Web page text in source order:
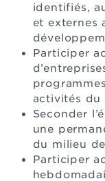
identifiés,
et externes
Participer
activités du
Seconder
une
du milieu
Participer